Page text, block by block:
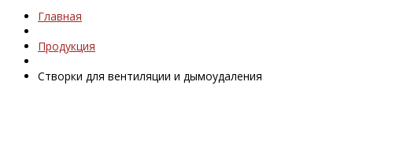
Главная
Продукция
Створки для вентиляции и дымоудаления